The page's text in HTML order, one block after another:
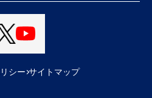
シー サイトマップ